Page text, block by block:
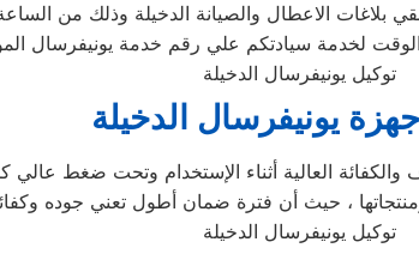
توكيل يونيفرسال الدخيلة
يونيفرسال الدخيلة
العالية أثناء الإستخدام وتحت ضغط عالي
توكيل يونيفرسال الدخيلة